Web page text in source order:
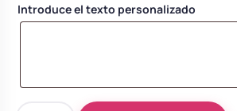
bebé boda
Introduce el texto personalizado